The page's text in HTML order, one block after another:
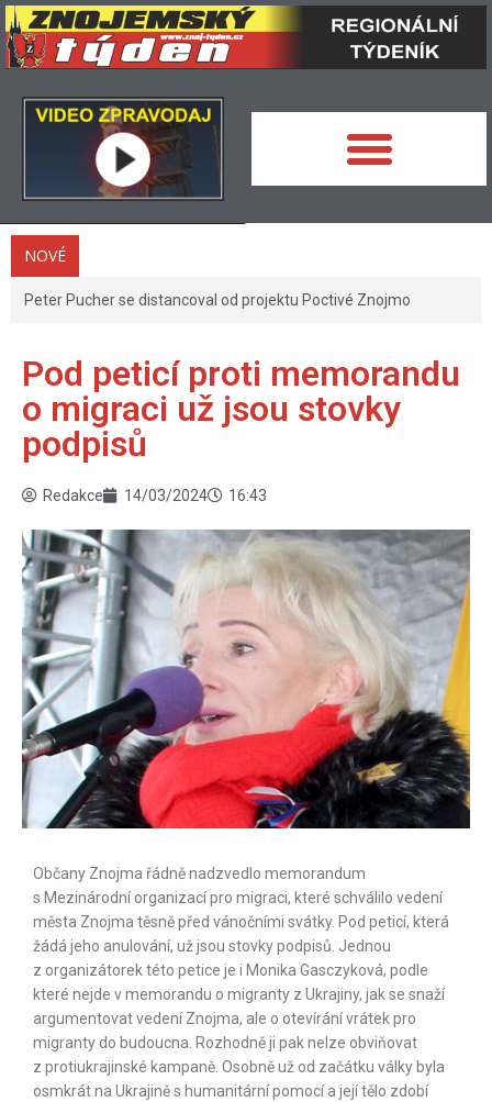
NOVÉ
Peter Pucher se distancoval od projektu Poctivé Znojmo
Pod peticí proti memorandu
o migraci už jsou stovky
podpisů
Redakce 14/03/2024 16:43
Občany Znojma řádně nadzvedlo memorandum
s Mezinárodní organizací pro migraci, které schválilo vedení
města Znoj­ma těsně před vánočními svátky. Pod peticí, která
žádá jeho anulování, už jsou stovky podpisů. Jednou
z organizátorek této petice je i Monika Gasczyková, podle
které nejde v memorandu o migranty z Ukrajiny, jak se snaží
argumentovat vedení Znojma, ale o otevírání vrátek pro
migranty do budoucna. Rozhodně ji pak nelze obviňovat
z protiukrajinské kampaně. Osobně už od začátku války byla
osmkrát na Ukrajině s humanitární pomocí a její tělo zdobí